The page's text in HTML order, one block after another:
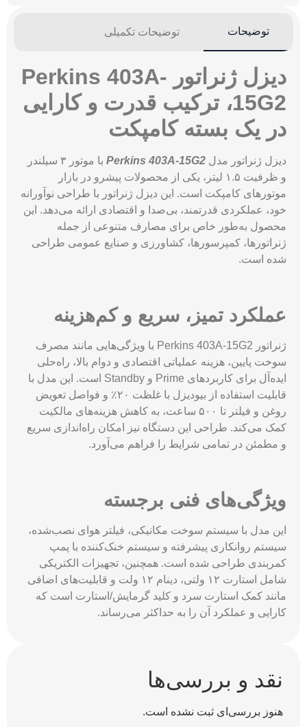
توضیحات توضیحات تکمیلی
دیزل ژنراتور Perkins 403A-
15G2، ترکیب قدرت و کارایی
در یک بسته کامپکت
دیزل ژنراتور مدل Perkins 403A-15G2
با موتور ۳ سیلندر
و ظرفیت ۱.۵ لیتر، یکی از محصولات پیشرو در بازار
موتورهای کامپکت است. این دیزل ژنراتور با طراحی نوآورانه
خود، عملکردی قدرتمند، بی‌صدا و اقتصادی ارائه می‌دهد. این
محصول به‌طور خاص برای مصارف متنوعی از جمله
ژنراتورها، کمپرسورها، کشاورزی و صنایع عمومی طراحی
شده است.
عملکرد تمیز، سریع و کم‌هزینه
ژنراتور Perkins 403A-15G2 با ویژگی‌هایی مانند مصرف
سوخت پایین، هزینه عملیاتی اقتصادی و دوام بالا، راه‌حلی
ایده‌آل برای کاربردهای Prime و Standby است. این مدل با
قابلیت استفاده از بیودیزل با غلظت ۲۰٪ و فواصل تعویض
روغن و فیلتر تا ۵۰۰ ساعت، به کاهش هزینه‌های مالکیت
کمک می‌کند. طراحی این دستگاه نیز امکان راه‌اندازی سریع
و مطمئن در تمامی شرایط را فراهم می‌آورد.
ویژگی‌های فنی برجسته
این مدل با سیستم سوخت مکانیکی، فیلتر هوای نصب‌شده،
سیستم روانکاری پیشرفته و سیستم خنک‌کننده با پمپ
کمربندی طراحی شده است. همچنین، تجهیزات الکتریکی
شامل استارت ۱۲ ولتی، دینام ۱۲ ولت و قابلیت‌های اضافی
مانند کمک استارت سرد و کلید گرمایش/استارت است که
کارایی و عملکرد آن را به حداکثر می‌رساند.
نقد و بررسی‌ها
هنوز بررسی‌ای ثبت نشده است.